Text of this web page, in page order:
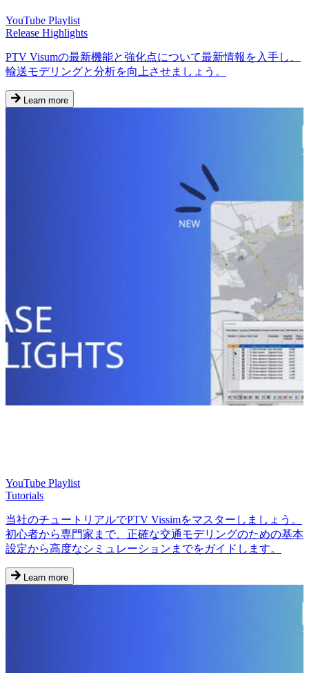
YouTube Playlist
Release Highlights
PTV Visumの最新機能と強化点について最新情報を入手し、
輸送モデリングと分析を向上させましょう。
Learn more
YouTube Playlist
Tutorials
当社のチュートリアルでPTV Vissimをマスターしましょう。
初心者から専門家まで、正確な交通モデリングのための基本
設定から高度なシミュレーションまでをガイドします。
Learn more